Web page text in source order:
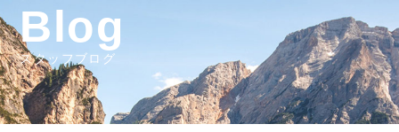
Blog
スタッフブログ